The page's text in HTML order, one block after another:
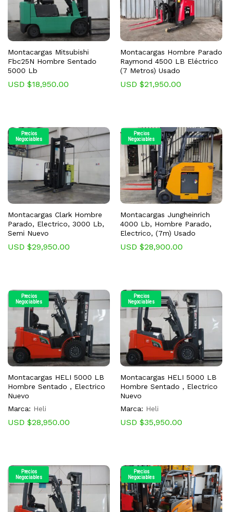
Montacargas Mitsubishi
Fbc25N Hombre Sentado
5000 Lb
USD $18,950.00
Montacargas Hombre Parado
Raymond 4500 LB Eléctrico
(7 Metros) Usado
USD $21,950.00
Precios
Negociables
Montacargas Clark Hombre
Parado, Electrico, 3000 Lb,
Semi Nuevo
USD $29,950.00
Precios
Negociables
Montacargas Jungheinrich
4000 Lb, Hombre Parado,
Electrico, (7m) Usado
USD $28,900.00
Precios
Negociables
Montacargas HELI 5000 LB
Hombre Sentado , Electrico
Nuevo
Marca: Heli
USD $28,950.00
Precios
Negociables
Montacargas HELI 5000 LB
Hombre Sentado , Electrico
Nuevo
Marca: Heli
USD $35,950.00
Precios
Negociables
Precios
Negociables